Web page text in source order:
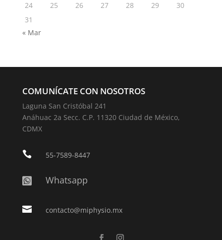
24
25 26 27 28 29
30
31
« Mar
COMUNÍCATE CON NOSOTROS
Laguna San Cristóbal 241
Anáhuac 2a Secc. C.P. 11320 Ciudad de México,
CDMX
 55-7589-8447
 Whatsapp
 contacto@miphysio.mx